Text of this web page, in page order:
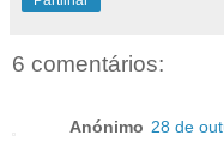
6 comentários:
Anónimo 28 de